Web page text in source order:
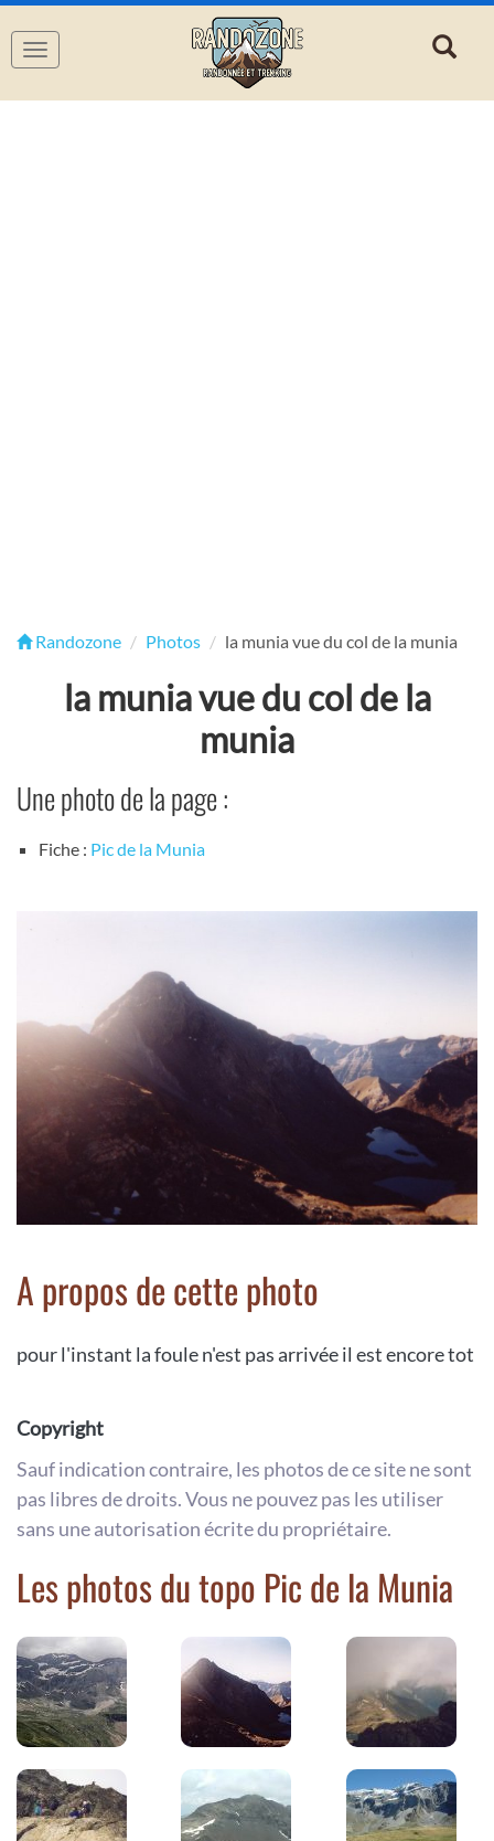
Navigation
Randozone Photos la munia vue du col de la munia
la munia vue du col de la
munia
Une photo de la page :
Fiche : Pic de la Munia
A propos de cette photo
pour l'instant la foule n'est pas arrivée il est encore tot
Copyright
Sauf indication contraire, les photos de ce site ne sont
pas libres de droits. Vous ne pouvez pas les utiliser
sans une autorisation écrite du propriétaire.
Les photos du topo Pic de la Munia